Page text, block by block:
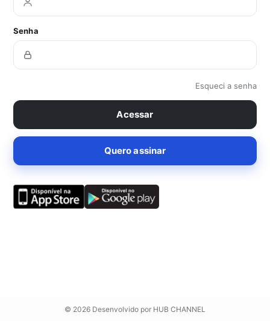
Senha
Esqueci a senha
© 2026 Desenvolvido por HUB CHANNEL